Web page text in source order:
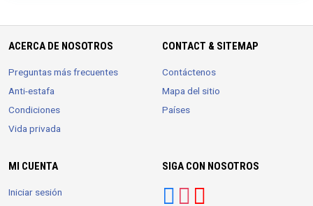
ACERCA DE NOSOTROS
Preguntas más frecuentes
Anti-estafa
Condiciones
Vida privada
CONTACT & SITEMAP
Contáctenos
Mapa del sitio
Países
MI CUENTA
Iniciar sesión
SIGA CON NOSOTROS